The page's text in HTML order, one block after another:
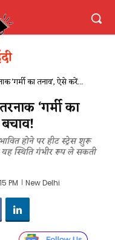
'गर्मी का तनाव', ऐसे करें...
‘गर्मी का
होने पर हीट स्ट्रेस शुरू
स्थिति गंभीर रूप ले सकती
PM New Delhi